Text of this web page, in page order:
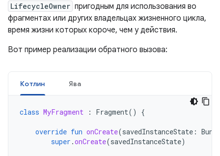
LifecycleOwner пригодным для использования во
фрагментах или других владельцах жизненного цикла,
время жизни которых короче, чем у действия.
Вот пример реализации обратного вызова:
Котлин Ява
class MyFragment : Fragment() {
override fun onCreate(savedInstanceState :
super .onCreate(savedInstanceState)